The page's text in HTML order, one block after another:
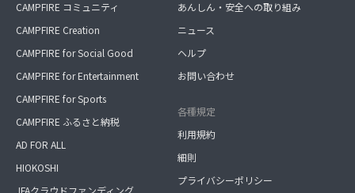
CAMPFIRE コミュニティ
CAMPFIRE Creation
CAMPFIRE for Social Good
CAMPFIRE for Entertainment
CAMPFIRE for Sports
CAMPFIRE ふるさと納税
AD FOR ALL
HIOKOSHI
JFAクラウドファンディング
あんしん・安全への取り組み
ニュース
ヘルプ
お問い合わせ
各種規定
利用規約
細則
プライバシーポリシー